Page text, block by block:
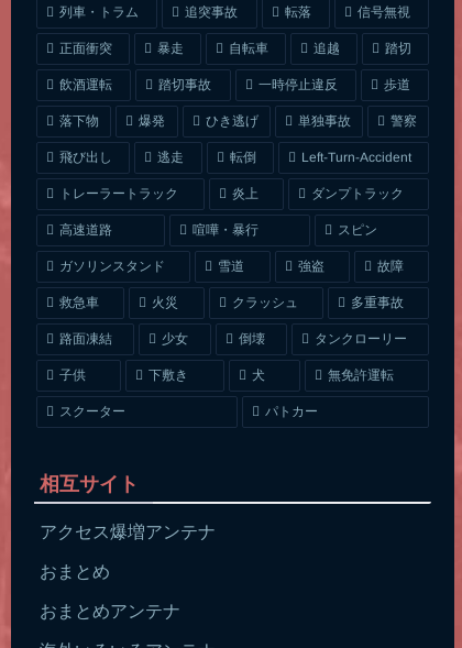
列車・トラム 追突事故 転落 信号無視
正面衝突 暴走 自転車 追越 踏切
飲酒運転 踏切事故 一時停止違反 歩道
落下物 爆発 ひき逃げ 単独事故 警察
飛び出し 逃走 転倒 Left-Turn-Accident
トレーラートラック 炎上 ダンプトラック
高速道路 喧嘩・暴行 スピン
ガソリンスタンド 雪道 強盗 故障
救急車 火災 クラッシュ 多重事故
路面凍結 少女 倒壊 タンクローリー
子供 下敷き 犬 無免許運転
スクーター パトカー
相互サイト
アクセス爆増アンテナ
おまとめ
おまとめアンテナ